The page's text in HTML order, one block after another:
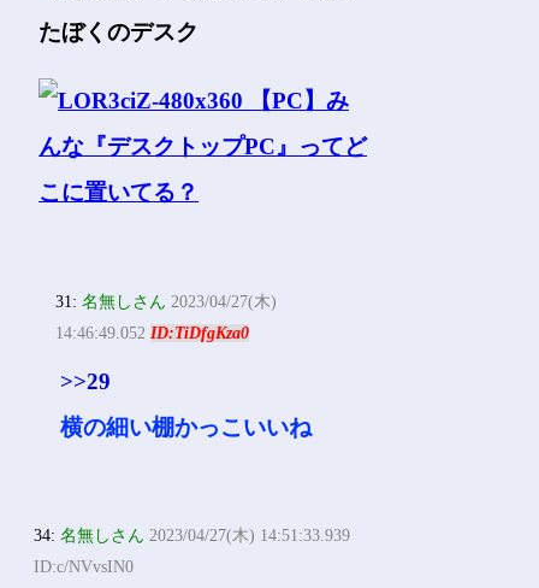
たぼくのデスク
31:名無しさん 2023/04/27(木)
14:46:49.052ID:TiDfgKza0
>>29
横の細い棚かっこいいね
34:名無しさん 2023/04/27(木) 14:51:33.939
ID:c/NVvsIN0